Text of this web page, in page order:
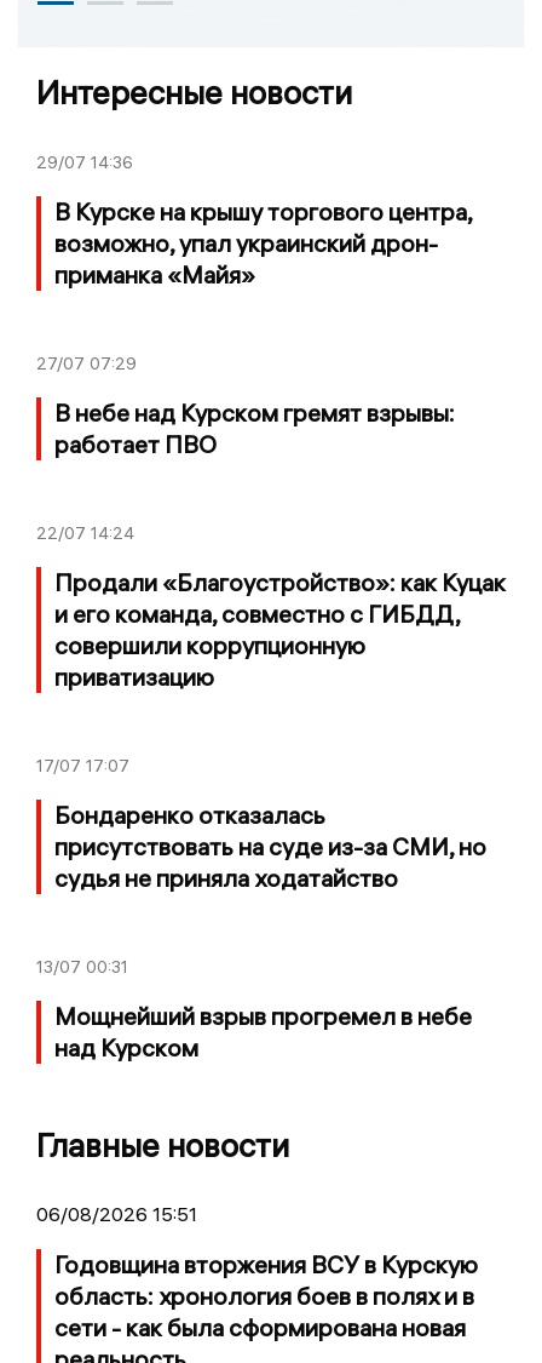
Интересные новости
29/07 14:36
В Курске на крышу торгового центра,
возможно, упал украинский дрон-
приманка «Майя»
27/07 07:29
В небе над Курском гремят взрывы:
работает ПВО
22/07 14:24
Продали «Благоустройство»: как Куцак
и его команда, совместно с ГИБДД,
совершили коррупционную
приватизацию
17/07 17:07
Бондаренко отказалась
присутствовать на суде из-за СМИ, но
судья не приняла ходатайство
13/07 00:31
Мощнейший взрыв прогремел в небе
над Курском
Главные новости
06/08/2026 15:51
Годовщина вторжения ВСУ в Курскую
область: хронология боев в полях и в
сети - как была сформирована новая